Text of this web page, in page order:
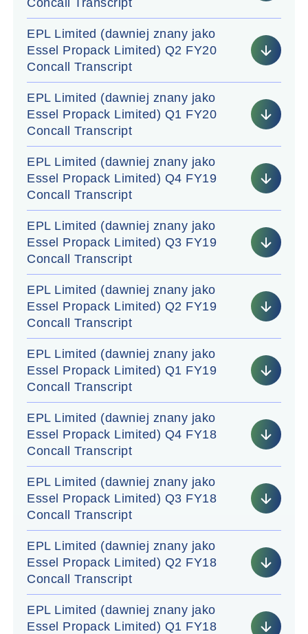
Concall Transcript
EPL Limited (dawniej znany jako
Essel Propack Limited) Q2 FY20
Concall Transcript
EPL Limited (dawniej znany jako
Essel Propack Limited) Q1 FY20
Concall Transcript
EPL Limited (dawniej znany jako
Essel Propack Limited) Q4 FY19
Concall Transcript
EPL Limited (dawniej znany jako
Essel Propack Limited) Q3 FY19
Concall Transcript
EPL Limited (dawniej znany jako
Essel Propack Limited) Q2 FY19
Concall Transcript
EPL Limited (dawniej znany jako
Essel Propack Limited) Q1 FY19
Concall Transcript
EPL Limited (dawniej znany jako
Essel Propack Limited) Q4 FY18
Concall Transcript
EPL Limited (dawniej znany jako
Essel Propack Limited) Q3 FY18
Concall Transcript
EPL Limited (dawniej znany jako
Essel Propack Limited) Q2 FY18
Concall Transcript
EPL Limited (dawniej znany jako
Essel Propack Limited) Q1 FY18